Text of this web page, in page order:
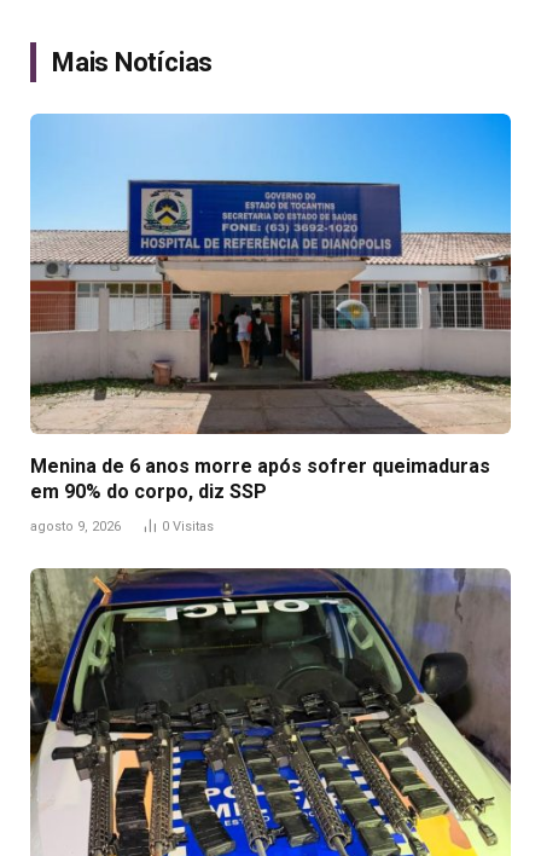
Mais Notícias
Menina de 6 anos morre após sofrer queimaduras
em 90% do corpo, diz SSP
agosto 9, 2026 0 Visitas